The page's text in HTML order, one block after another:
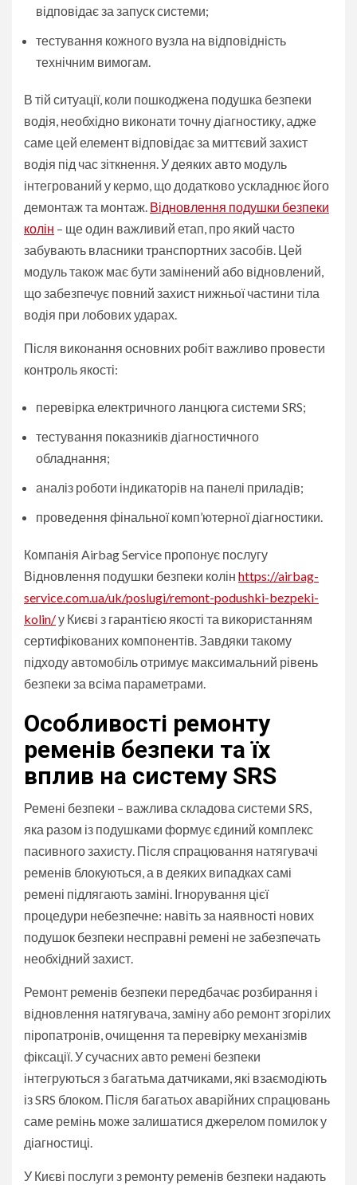
відповідає за запуск системи;
тестування кожного вузла на відповідність
технічним вимогам.
В тій ситуації, коли пошкоджена подушка безпеки
водія, необхідно виконати точну діагностику, адже
саме цей елемент відповідає за миттєвий захист
водія під час зіткнення. У деяких авто модуль
інтегрований у кермо, що додатково ускладнює його
демонтаж та монтаж. Відновлення подушки безпеки
колін – ще один важливий етап, про який часто
забувають власники транспортних засобів. Цей
модуль також має бути замінений або відновлений,
що забезпечує повний захист нижньої частини тіла
водія при лобових ударах.
Після виконання основних робіт важливо провести
контроль якості:
перевірка електричного ланцюга системи SRS;
тестування показників діагностичного
обладнання;
аналіз роботи індикаторів на панелі приладів;
проведення фінальної комп’ютерної діагностики.
Компанія Airbag Service пропонує послугу
Відновлення подушки безпеки колін https://airbag-
service.com.ua/uk/poslugi/remont-podushki-bezpeki-
kolin/у Києві з гарантією якості та використанням
сертифікованих компонентів. Завдяки такому
підходу автомобіль отримує максимальний рівень
безпеки за всіма параметрами.
Особливості ремонту
ременів безпеки та їх
вплив на систему SRS
Ремені безпеки – важлива складова системи SRS,
яка разом із подушками формує єдиний комплекс
пасивного захисту. Після спрацювання натягувачі
ременів блокуються, а в деяких випадках самі
ремені підлягають заміні. Ігнорування цієї
процедури небезпечне: навіть за наявності нових
подушок безпеки несправні ремені не забезпечать
необхідний захист.
Ремонт ременів безпеки передбачає розбирання і
відновлення натягувача, заміну або ремонт згорілих
піропатронів, очищення та перевірку механізмів
фіксації. У сучасних авто ремені безпеки
інтегруються з багатьма датчиками, які взаємодіють
із SRS блоком. Після багатьох аварійних спрацювань
саме ремінь може залишатися джерелом помилок у
діагностиці.
У Києві послуги з ремонту ременів безпеки надають